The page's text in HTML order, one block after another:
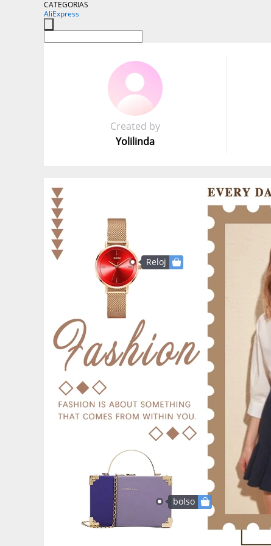
CATEGORIAS
AliExpress
Created by
Yolilinda
Reloj
bolso